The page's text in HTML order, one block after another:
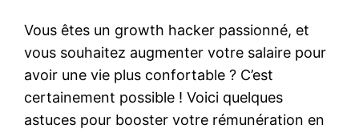
Vous êtes un growth hacker passionné, et
vous souhaitez augmenter votre salaire pour
avoir une vie plus confortable ? C’est
certainement possible ! Voici quelques
astuces pour booster votre rémunération en